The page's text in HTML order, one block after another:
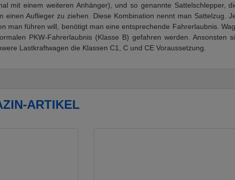
mit einem weiteren Anhänger), und so genannte Sattelschlepper,
einen Auflieger zu ziehen. Diese Kombination nennt man Sattelzug.
man führen will, benötigt man eine entsprechende Fahrerlaubnis.
PKW-Fahrerlaubnis (Klasse B) gefahren werden. Ansonsten
Lastkraftwagen die Klassen C1, C und CE Voraussetzung.
ARTIKEL